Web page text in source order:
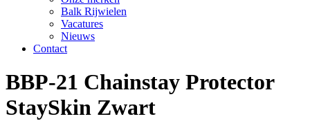
Balk Rijwielen
Vacatures
Nieuws
Contact
BBP-21 Chainstay Protector
StaySkin Zwart